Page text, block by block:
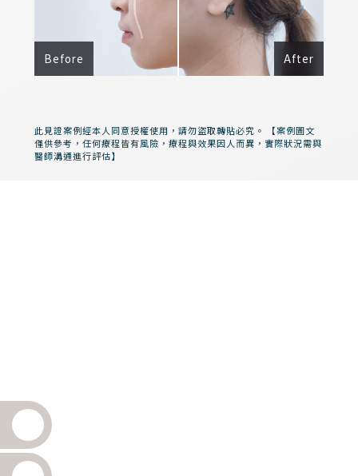
After
Before
此見證案例經本人同意授權使用，請勿盜取轉貼必究。 【案例圖文
僅供參考，任何療程皆有風險，療程與效果因人而異，實際狀況需與
醫師溝通進行評估】